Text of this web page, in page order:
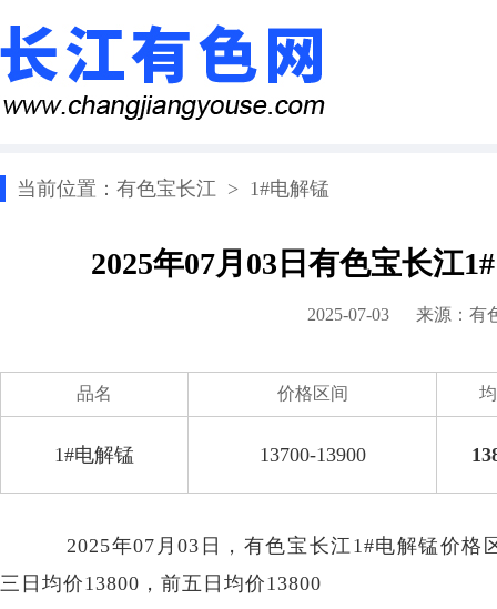
当前位置： 有色宝长江 > 1#电解锰
2025年07月03日有色宝长江
2025-07-03 来源： 有
品名 价格区间
1#电解锰 13700-13900
2025年07月03日，有色宝长江1#电解锰价格
三日均价13800，前五日均价13800